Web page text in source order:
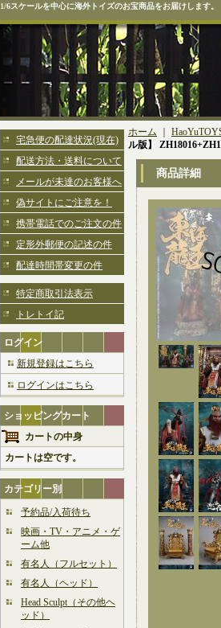
1/6スケールを中心に海外トイズのお宝商品をお届けします。
宅急便の配達状況(現在)
配送方法・送料について
メールが未達のお客様へ
偽サイトにご注意を！
携帯電話でのご注文の件
定形外郵便の記述の件
配達時間帯変更の件
特定商取引法表示
トレトイ記
ログイン
新規登録はこちら
ログインはこちら
ショッピングカート
カートの中身
カートは空です。
カテゴリー別
予約品/入荷待ち
映画・TV・アニメ・ゲ
ーム他
有名人（フルセット）
有名人（ヘッド）
Head Sculpt（その他ヘ
ッド）
ホーム
ル版】
商品詳細